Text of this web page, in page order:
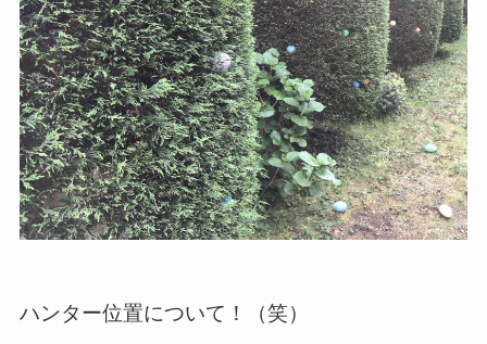
ハンター位置について！（笑）